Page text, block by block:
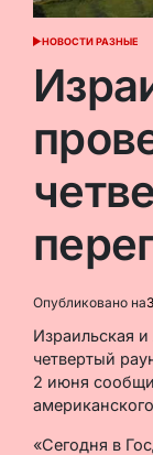
ОПУБЛИКОВАНО
НОВОСТИ РАЗНЫЕ
Опубликовано на
Израильская
четвертый
2 июня
«Сегодня в